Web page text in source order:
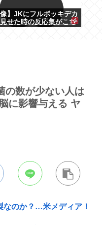
像】JKにフルボッキデカ
せた時の反応集がこち
の数が少ない人は
に影響与える ヤ
なのか？…米メディア！